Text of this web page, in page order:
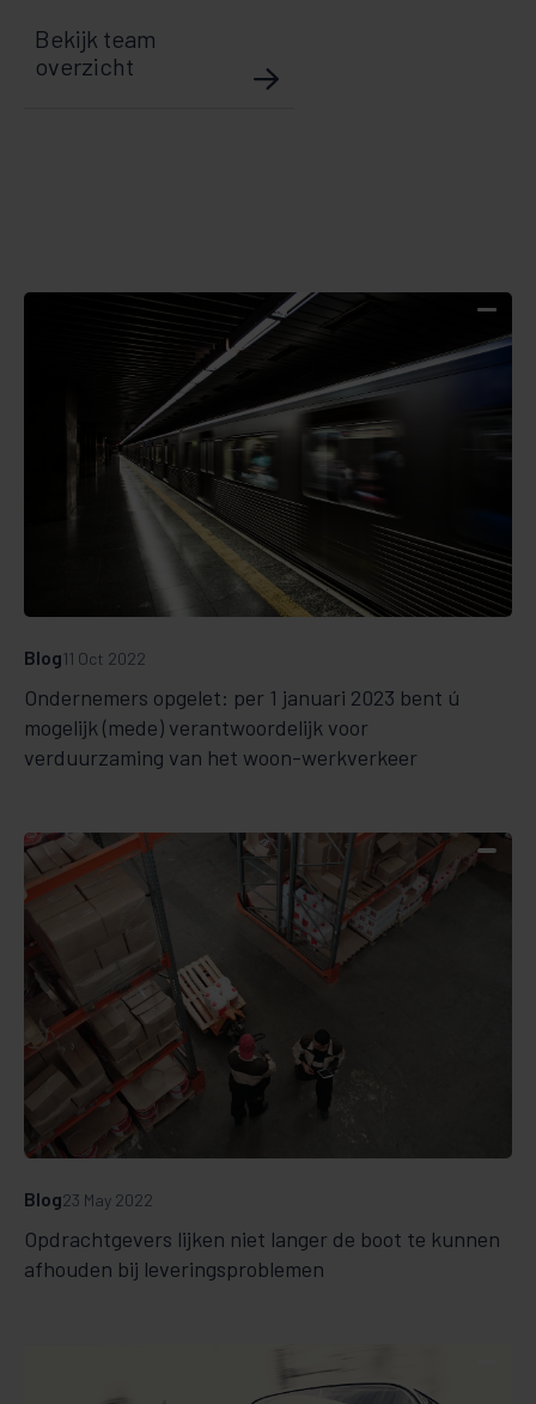
Bekijk team
overzicht
Ondernemers opgelet: per 1 januari 2023 bent ú
mogelijk (mede) verantwoordelijk voor
verduurzaming van het woon-werkverkeer
Blog11 Oct 2022
Opdrachtgevers lijken niet langer de boot te kunnen
afhouden bij leveringsproblemen
Blog23 May 2022